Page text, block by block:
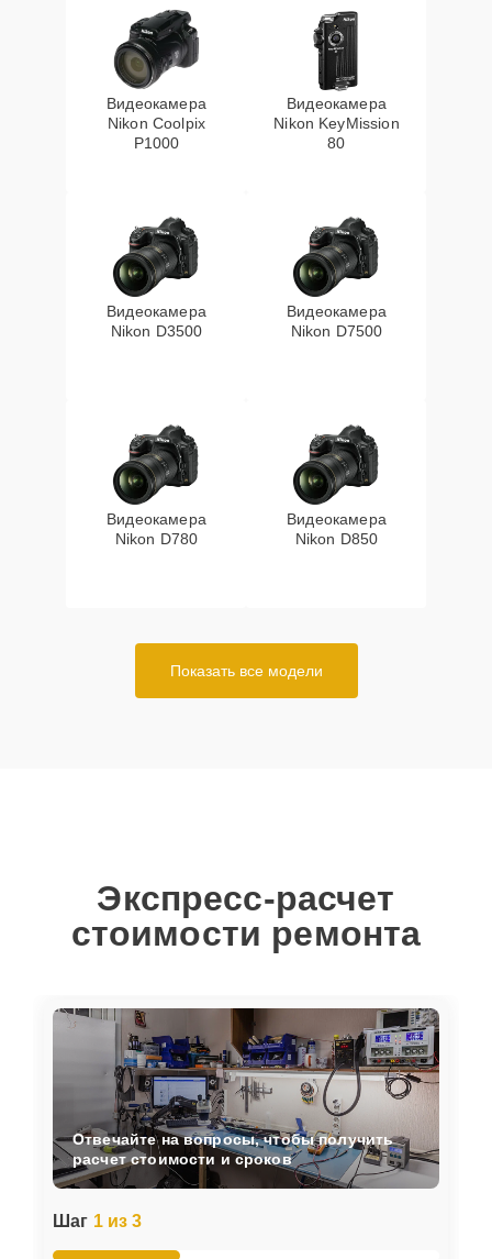
Видеокамера
Nikon Coolpix
P1000
Видеокамера
Nikon KeyMission
80
Видеокамера
Nikon D3500
Видеокамера
Nikon D7500
Видеокамера
Nikon D780
Видеокамера
Nikon D850
Показать все модели
Экспресс-расчет
стоимости ремонта
Шаг 1 из 3
Отвечайте на вопросы, чтобы получить
расчет стоимости и сроков